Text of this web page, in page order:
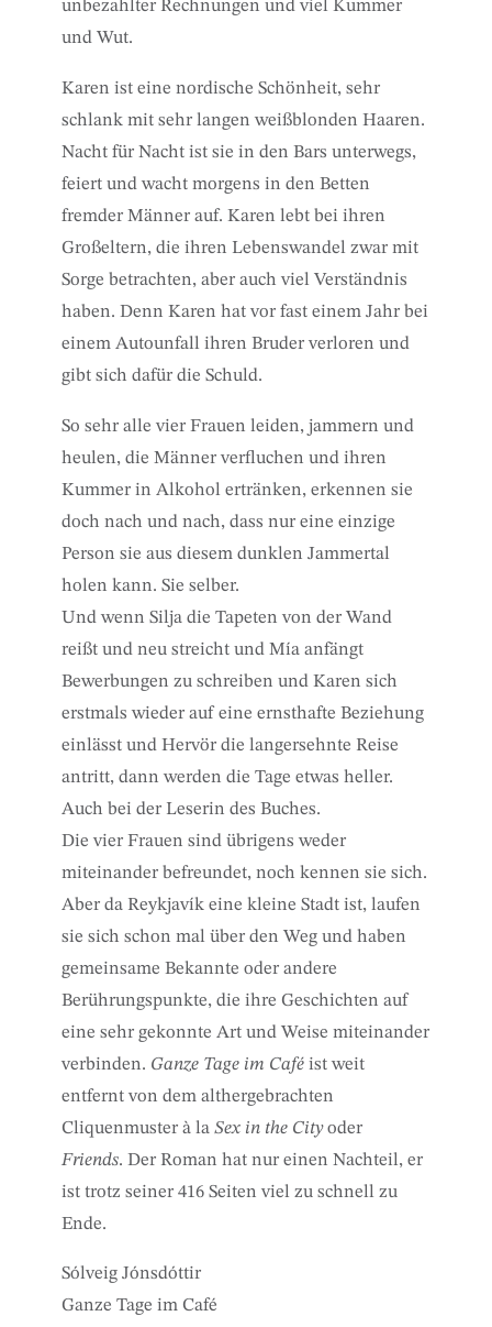
unbezahlter Rechnungen und viel Kummer
und Wut.
Karen ist eine nordische Schönheit, sehr
schlank mit sehr langen weißblonden Haaren.
Nacht für Nacht ist sie in den Bars unterwegs,
feiert und wacht morgens in den Betten
fremder Männer auf. Karen lebt bei ihren
Großeltern, die ihren Lebenswandel zwar mit
Sorge betrachten, aber auch viel Verständnis
haben. Denn Karen hat vor fast einem Jahr bei
einem Autounfall ihren Bruder verloren und
gibt sich dafür die Schuld.
So sehr alle vier Frauen leiden, jammern und
heulen, die Männer verfluchen und ihren
Kummer in Alkohol ertränken, erkennen sie
doch nach und nach, dass nur eine einzige
Person sie aus diesem dunklen Jammertal
holen kann. Sie selber.
Und wenn Silja die Tapeten von der Wand
reißt und neu streicht und Mía anfängt
Bewerbungen zu schreiben und Karen sich
erstmals wieder auf eine ernsthafte Beziehung
einlässt und Hervör die langersehnte Reise
antritt, dann werden die Tage etwas heller.
Auch bei der Leserin des Buches.
Die vier Frauen sind übrigens weder
miteinander befreundet, noch kennen sie sich.
Aber da Reykjavík eine kleine Stadt ist, laufen
sie sich schon mal über den Weg und haben
gemeinsame Bekannte oder andere
Berührungspunkte, die ihre Geschichten auf
eine sehr gekonnte Art und Weise miteinander
verbinden. Ganze Tage im Café ist weit
entfernt von dem althergebrachten
Cliquenmuster à la Sex in the Cityoder
Friends. Der Roman hat nur einen Nachteil, er
ist trotz seiner 416 Seiten viel zu schnell zu
Ende.
Sólveig Jónsdóttir
Ganze Tage im Café